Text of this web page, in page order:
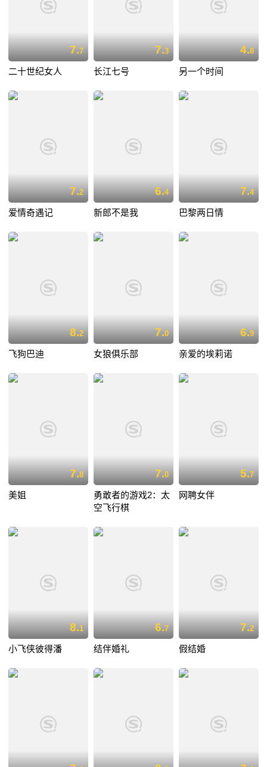
7.7
二十世纪女人
7.3
长江七号
4.8
另一个时间
7.2
爱情奇遇记
6.4
新郎不是我
7.4
巴黎两日情
8.2
飞狗巴迪
7.0
女狼俱乐部
6.9
亲爱的埃莉诺
7.8
美姐
7.0
勇敢者的游戏2：太
空飞行棋
5.7
网聘女伴
8.1
小飞侠彼得潘
6.7
结伴婚礼
7.2
假结婚